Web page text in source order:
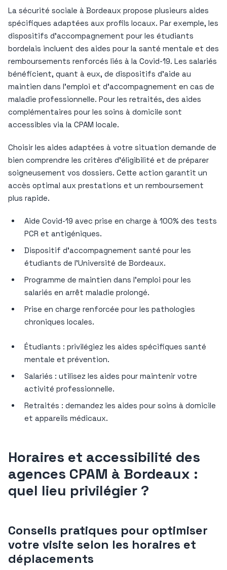
La sécurité sociale à Bordeaux propose plusieurs aides
spécifiques adaptées aux profils locaux. Par exemple, les
dispositifs d’accompagnement pour les étudiants
bordelais incluent des aides pour la santé mentale et des
remboursements renforcés liés à la Covid-19. Les salariés
bénéficient, quant à eux, de dispositifs d’aide au
maintien dans l’emploi et d’accompagnement en cas de
maladie professionnelle. Pour les retraités, des aides
complémentaires pour les soins à domicile sont
accessibles via la CPAM locale.
Choisir les aides adaptées à votre situation demande de
bien comprendre les critères d’éligibilité et de préparer
soigneusement vos dossiers. Cette action garantit un
accès optimal aux prestations et un remboursement
plus rapide.
Aide Covid-19 avec prise en charge à 100% des tests
PCR et antigéniques.
Dispositif d’accompagnement santé pour les
étudiants de l’Université de Bordeaux.
Programme de maintien dans l’emploi pour les
salariés en arrêt maladie prolongé.
Prise en charge renforcée pour les pathologies
chroniques locales.
Étudiants : privilégiez les aides spécifiques santé
mentale et prévention.
Salariés : utilisez les aides pour maintenir votre
activité professionnelle.
Retraités : demandez les aides pour soins à domicile
et appareils médicaux.
Horaires et accessibilité des
agences CPAM à Bordeaux :
quel lieu privilégier ?
Conseils pratiques pour optimiser
votre visite selon les horaires et
déplacements